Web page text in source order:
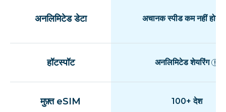
अनलिमिटेड डेटा अचानक स्पीड कम नहीं होती
हॉटस्पॉट अनलिमिटेड शेयरिंग
मुफ़्त eSIM 100+ देश